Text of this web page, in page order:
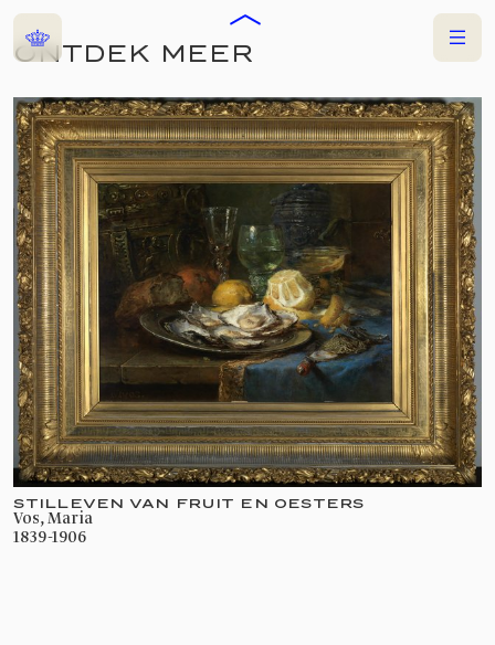
Home Menu
TENTOONSTELLING
VOS & HAANEN.
KUNSTZUSTERS IN
OOSTERBEEK
10 MAART 2026 —
30 AUGUSTUS 2026
ONTDEK MEER
STILLEVEN VAN FRUIT EN OESTERS
Vos, Maria
1839-1906